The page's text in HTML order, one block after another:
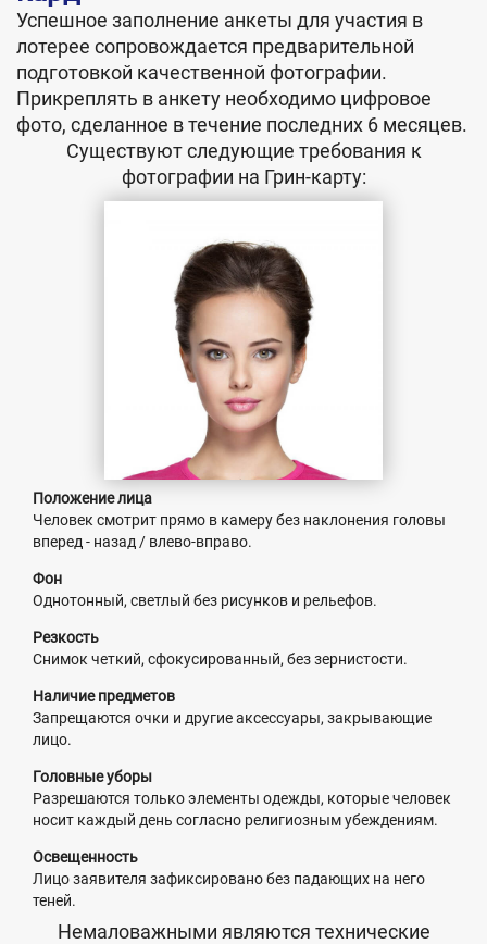
Успешное заполнение анкеты для участия в
лотерее сопровождается предварительной
подготовкой качественной фотографии.
Прикреплять в анкету необходимо цифровое
фото, сделанное в течение последних 6 месяцев.
Существуют следующие требования к
фотографии на Грин-карту:
Положение лица
Человек смотрит прямо в камеру без наклонения головы
вперед - назад / влево-вправо.
Фон
Однотонный, светлый без рисунков и рельефов.
Резкость
Снимок четкий, сфокусированный, без зернистости.
Наличие предметов
Запрещаются очки и другие аксессуары, закрывающие
лицо.
Головные уборы
Разрешаются только элементы одежды, которые человек
носит каждый день согласно религиозным убеждениям.
Освещенность
Лицо заявителя зафиксировано без падающих на него
теней.
Немаловажными являются технические